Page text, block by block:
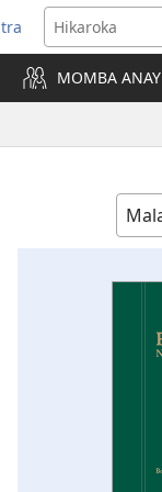
MOMBA ANAY